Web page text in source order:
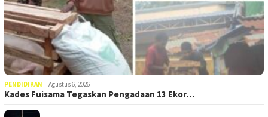
PENDIDIKAN Agustus 6, 2026
Kades Fuisama Tegaskan Pengadaan 13 Ekor…